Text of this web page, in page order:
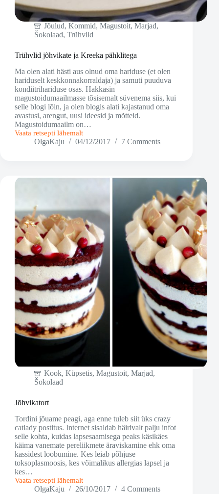
Jõulud, Kommid, Magustoit, Marjad,
Šokolaad, Trühvlid
Trühvlid jõhvikate ja Kreeka pähklitega
Ma olen alati hästi aus olnud oma hariduse (et olen
hariduselt keskkonnakorraldaja) ja samuti puuduva
kondiitrihariduse osas. Hakkasin
magustoidumaailmasse tõsisemalt süvenema siis, kui
selle blogi lõin, ja olen blogis alati kajastanud oma
avastusi, arengut, uusi ideesid ja mõtteid.
Magustoidumaailm on…
Vaata retsepti lähemalt
Trühvlid
jõhvikateOlgaKaju 04/12/2017 7 Comments
Kook, Küpsetis, Magustoit, Marjad,
Šokolaad
Jõhvikatort
Tordini jõuame peagi, aga enne tuleb siit üks crazy
catlady postitus. Internet sisaldab häirivalt palju infot
selle kohta, kuidas lapsesaamisega peaks käsikäes
käima vanemate pereliikmete äraviskamine ehk oma
kassidest loobumine. Kes leiab põhjuse
toksoplasmoosis, kes võimalikus allergias lapsel ja
kes…
Vaata retsepti lähemalt
Jõhvikatort
OlgaKaju 26/10/2017 4 Comments